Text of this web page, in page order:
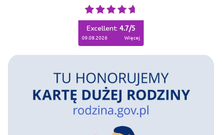
Excellent: 4.7/5
09.08.2026 więcej